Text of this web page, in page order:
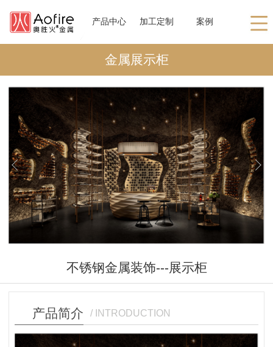
产品中心 加工定制 案例
金属展示柜
不锈钢金属装饰---展示柜
产品简介 / INTRODUCTION